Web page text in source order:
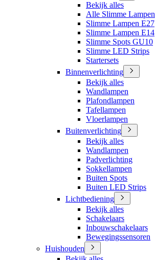
Bekijk alles
Alle Slimme Lampen
Slimme Lampen E27
Slimme Lampen E14
Slimme Spots GU10
Slimme LED Strips
Startersets
Binnenverlichting
Bekijk alles
Wandlampen
Plafondlampen
Tafellampen
Vloerlampen
Buitenverlichting
Bekijk alles
Wandlampen
Padverlichting
Sokkellampen
Buiten Spots
Buiten LED Strips
Lichtbediening
Bekijk alles
Schakelaars
Inbouwschakelaars
Bewegingssensoren
Huishouden